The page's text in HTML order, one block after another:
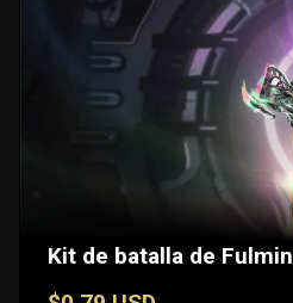
Kit de batalla de Fulmin